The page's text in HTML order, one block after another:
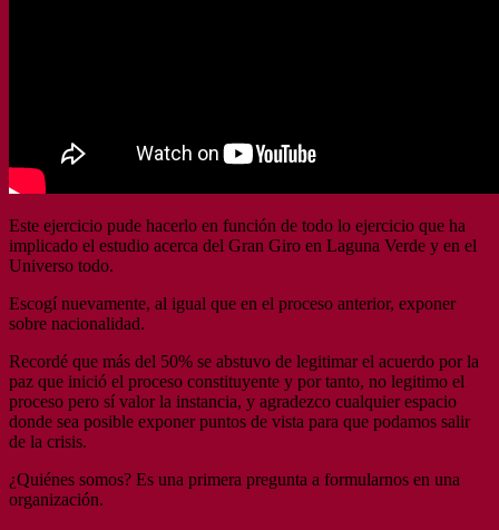
Este ejercicio pude hacerlo en función de todo lo ejercicio que ha
implicado el estudio acerca del Gran Giro en Laguna Verde y en el
Universo todo.
Escogí nuevamente, al igual que en el proceso anterior, exponer
sobre nacionalidad.
Recordé que más del 50% se abstuvo de legitimar el acuerdo por la
paz que inició el proceso constituyente y por tanto, no legitimo el
proceso pero sí valor la instancia, y agradezco cualquier espacio
donde sea posible exponer puntos de vista para que podamos salir
de la crisis.
¿Quiénes somos? Es una primera pregunta a formularnos en una
organización.